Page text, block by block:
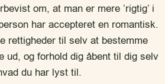
om, at man er mere ’rigtig’ i
har accepteret en romantisk.
rettigheder til selv at bestemme
ud, og forhold dig åbent til dig selv
du har lyst til.